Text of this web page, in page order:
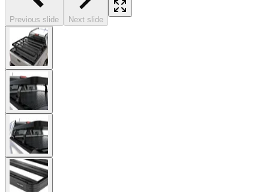
Previous slide Next slide